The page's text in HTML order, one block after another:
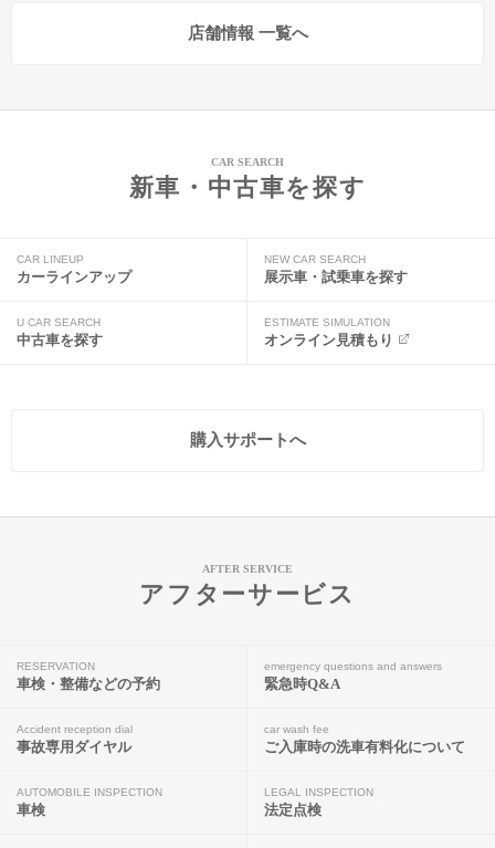
店舗情報 一覧へ
CAR SEARCH
新車・中古車を探す
CAR LINEUP
カーラインアップ
NEW CAR SEARCH
展示車・試乗車を探す
U CAR SEARCH
中古車を探す
ESTIMATE SIMULATION
オンライン見積もり
購入サポートへ
AFTER SERVICE
アフターサービス
RESERVATION
車検・整備などの予約
emergency questions and answers
緊急時Q&A
Accident reception dial
事故専用ダイヤル
car wash fee
ご入庫時の洗車有料化について
AUTOMOBILE INSPECTION
車検
LEGAL INSPECTION
法定点検